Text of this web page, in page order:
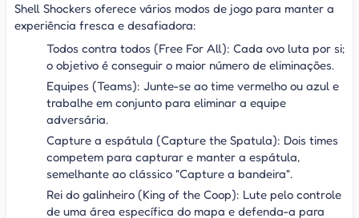
Shell Shockers oferece vários modos de jogo para manter a
experiência fresca e desafiadora:
Todos contra todos (Free For All): Cada ovo luta por si;
o objetivo é conseguir o maior número de eliminações.
Equipes (Teams): Junte-se ao time vermelho ou azul e
trabalhe em conjunto para eliminar a equipe
adversária.
Capture a espátula (Capture the Spatula): Dois times
competem para capturar e manter a espátula,
semelhante ao clássico "Capture a bandeira".
Rei do galinheiro (King of the Coop): Lute pelo controle
de uma área específica do mapa e defenda-a para